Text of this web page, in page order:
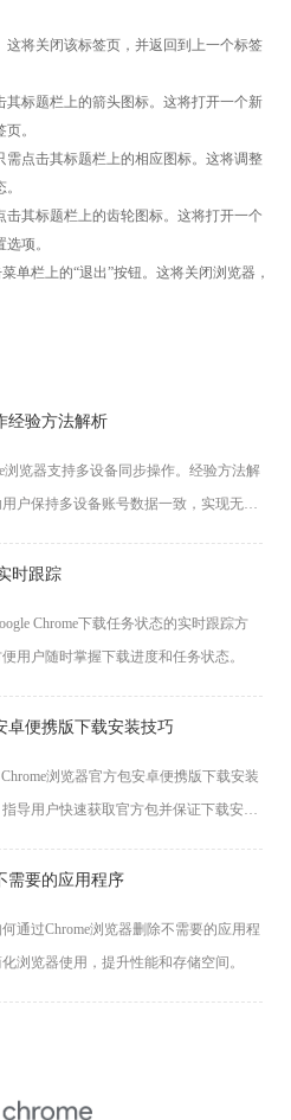
这将关闭该标签页，并返回到上一个标签
其标题栏上的箭头图标。这将打开一个新
。
需点击其标题栏上的相应图标。这将调整
其标题栏上的齿轮图标。这将打开一个
项。
单栏上的“退出”按钮。这将关闭浏览器，
经验方法解析
浏览器支持多设备同步操作。经验方法解
户保持多设备账号数据一致，实现无缝
时跟踪
Chrome下载任务状态的实时跟踪方
用户随时掌握下载进度和任务状态。
卓便携版下载安装技巧
Chrome浏览器官方包安卓便携版下载安装
导用户快速获取官方包并保证下载安
需要的应用程序
通过Chrome浏览器删除不需要的应用程
浏览器使用，提升性能和存储空间。